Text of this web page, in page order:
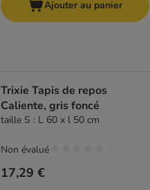
Ajouter au panier
Trixie Tapis de repos
Caliente, gris foncé
taille S : L 60 x l 50 cm
17,29 €
Non évalué